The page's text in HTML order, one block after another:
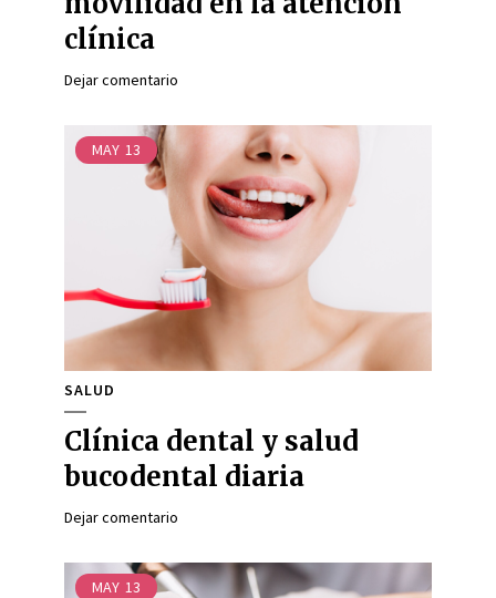
clínica
Dejar comentario
MAY 13
SALUD
Clínica dental y salud
bucodental diaria
Dejar comentario
MAY 13